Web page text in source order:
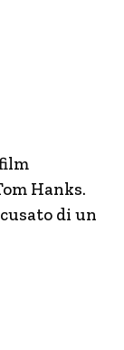
Hanks.
di un